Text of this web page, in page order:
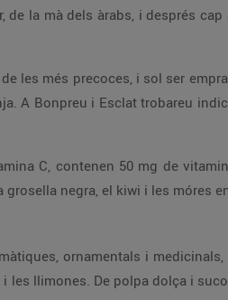
de la mà dels àrabs, i després
les més precoces, i sol ser
A Bonpreu i Esclat trobareu
C, contenen 50 mg de
grosella negra, el kiwi i les móres
ornamentals i
les llimones. De polpa dolça i